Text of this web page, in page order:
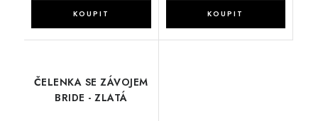
ČELENKA SE ZÁVOJEM
BRIDE - ZLATÁ